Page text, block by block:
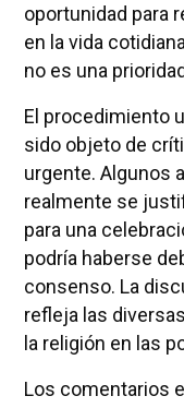
oportunidad para
en la vida
no es una
El procedimiento
sido objeto de
urgente. Algunos
realmente se
para una
podría haberse
consenso. La
refleja las
la religión en las
Los comentarios